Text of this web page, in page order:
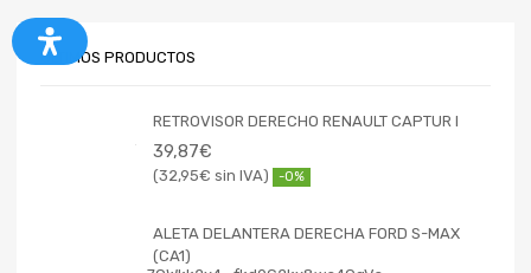
ÚLTIMOS PRODUCTOS
RETROVISOR DERECHO RENAULT CAPTUR I
39,87€
32,95€ -0%
ALETA DELANTERA DERECHA FORD S-MAX
(CA1)